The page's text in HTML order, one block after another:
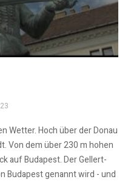
Wetter. Hoch über der Donau
Von dem über 230 m hohen
auf Budapest. Der Gellert-
Budapest genannt wird - und